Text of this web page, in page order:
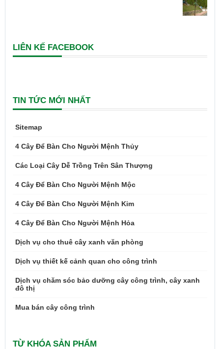
LIÊN KẾ FACEBOOK
TIN TỨC MỚI NHẤT
Sitemap
4 Cây Để Bàn Cho Người Mệnh Thủy
Các Loại Cây Dễ Trồng Trên Sân Thượng
4 Cây Để Bàn Cho Người Mệnh Mộc
4 Cây Để Bàn Cho Người Mệnh Kim
4 Cây Để Bàn Cho Người Mệnh Hỏa
Dịch vụ cho thuê cây xanh văn phòng
Dịch vụ thiết kế cảnh quan cho công trình
Dịch vụ chăm sóc bảo dưỡng cây công trình, cây xanh
đô thị
Mua bán cây công trình
TỪ KHÓA SẢN PHẨM